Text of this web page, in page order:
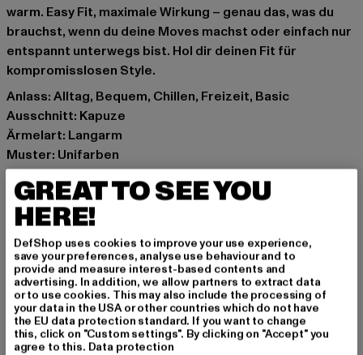
warm. Easy Fit, maximale Wirkung – genau das, was du
brauchst, wenn du deine Moves machst oder einfach nur
entspannt unterwegs bist. Hol dir deinen Fit für
kompromisslosen Style.
Anlass: Alltag, Bequem, Chillen, Freizeit, Basic
Ausschnitt: Kapuze
Ärmelart: Langarm
Muster: Unifarben
Details: Kängurutasche, Rippstrickbündchen
Schnitt: Oversize
Marke: Urban Classics
Kat.: Hoodies
Farbe: schwarz
Hersteller Farbe: black
Materialzusammensetzung: 70% Baumwolle, 30%
Polyester
Art.Nr: TB6860-00007
GREAT TO SEE YOU
HERE!
DefShop uses cookies to improve your use experience,
save your preferences, analyse use behaviour and to
provide and measure interest-based contents and
advertising. In addition, we allow partners to extract data
or to use cookies. This may also include the processing of
your data in the USA or other countries which do not have
the EU data protection standard. If you want to change
this, click on "Custom settings". By clicking on "Accept" you
agree to this. Data protection